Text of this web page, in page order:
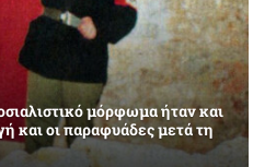
μόρφωμα ήταν και
και οι παραφυάδες μετά τη